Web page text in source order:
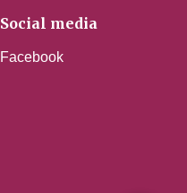
Social media
Facebook